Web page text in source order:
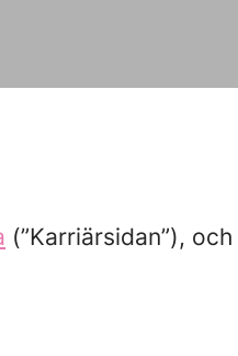
(”Karriärsidan”),